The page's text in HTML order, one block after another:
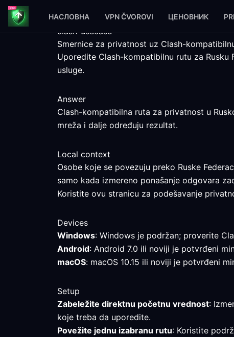
НАСЛОВНА VPN ČVOROVI ЦЕНОВНИК
clash-usecase
Smernice za privatnost uz Clash-
Uporedite Clash-kompatibilnu rutu za Rusku
usluge.
Answer
Clash-kompatibilna ruta za privatnost u
mreža i dalje određuju rezultat.
Local context
Osobe koje se povezuju preko Ruske
samo kada izmereno ponašanje odgovara
Koristite ovu stranicu za podešavanje
Devices
Windows: Windows je podržan; proverite
Android: Android 7.0 ili noviji je potvrđeni
macOS: macOS 10.15 ili noviji je potvrđeni
Setup
Zabeležite direktnu početnu vrednost:
koje treba da uporedite.
Povežite jednu izabranu rutu: Koristite